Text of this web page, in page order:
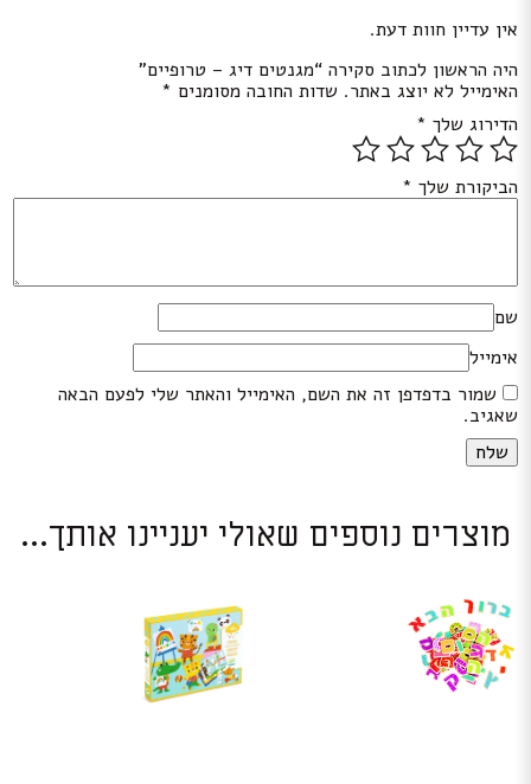
אין עדיין חוות דעת.
היה הראשון לכתוב סקירה “מגנטים דיג – טרופיים”
האימייל לא יוצג באתר. שדות החובה מסומנים *
הדירוג שלך *
הביקורת שלך *
שם
אימייל
שמור בדפדפן זה את השם, האימייל והאתר שלי לפעם הבאה
שאגיב.
מוצרים נוספים שאולי יעניינו אותך...